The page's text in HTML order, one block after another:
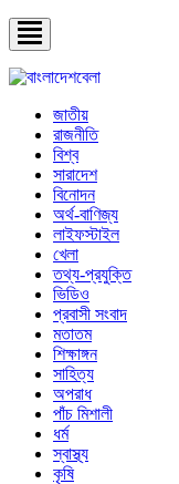
জাতীয়
রাজনীতি
বিশ্ব
সারাদেশ
বিনোদন
অর্থ-বাণিজ্য
লাইফস্টাইল
খেলা
তথ্য-প্রযুক্তি
ভিডিও
প্রবাসী সংবাদ
মতাতম
শিক্ষাঙ্গন
সাহিত্য
অপরাধ
পাঁচ মিশালী
ধর্ম
স্বাস্থ্য
কৃষি